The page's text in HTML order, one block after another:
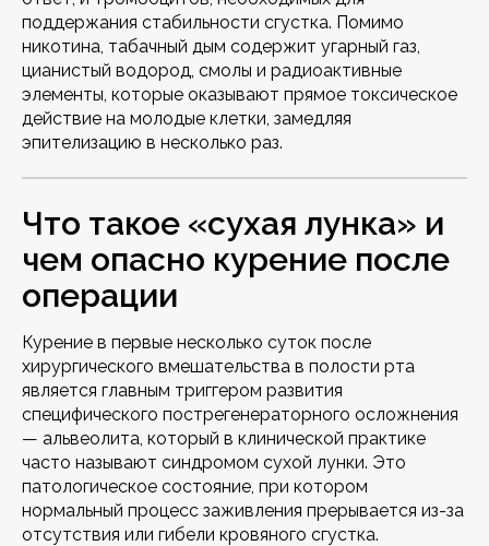
поддержания стабильности сгустка. Помимо
никотина, табачный дым содержит угарный газ,
цианистый водород, смолы и радиоактивные
элементы, которые оказывают прямое токсическое
действие на молодые клетки, замедляя
эпителизацию в несколько раз.
Что такое «сухая лунка» и
чем опасно курение после
операции
Курение в первые несколько суток после
хирургического вмешательства в полости рта
является главным триггером развития
специфического пострегенераторного осложнения
— альвеолита, который в клинической практике
часто называют синдромом сухой лунки. Это
патологическое состояние, при котором
нормальный процесс заживления прерывается из-за
отсутствия или гибели кровяного сгустка.